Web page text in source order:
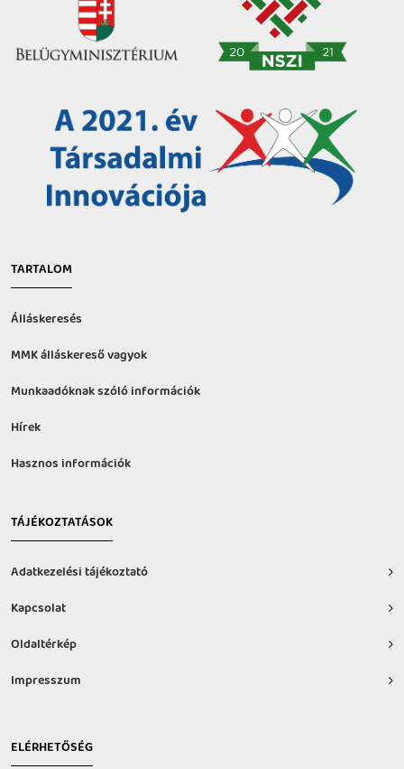
TARTALOM
Álláskeresés
MMK álláskereső vagyok
Munkaadóknak szóló információk
Hírek
Hasznos információk
TÁJÉKOZTATÁSOK
Adatkezelési tájékoztató
Kapcsolat
Oldaltérkép
Impresszum
ELÉRHETŐSÉG